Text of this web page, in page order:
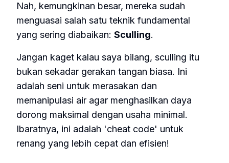
Nah, kemungkinan besar, mereka sudah
menguasai salah satu teknik fundamental
yang sering diabaikan: Sculling.
Jangan kaget kalau saya bilang, sculling itu
bukan sekadar gerakan tangan biasa. Ini
adalah seni untuk merasakan dan
memanipulasi air agar menghasilkan daya
dorong maksimal dengan usaha minimal.
Ibaratnya, ini adalah 'cheat code' untuk
renang yang lebih cepat dan efisien!